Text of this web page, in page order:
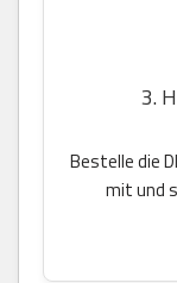
3.
Bestelle die
mit und